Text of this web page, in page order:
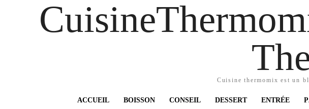
Cuisine thermomix est un
ACCUEIL BOISSON CONSEIL DESSERT ENTRÉE